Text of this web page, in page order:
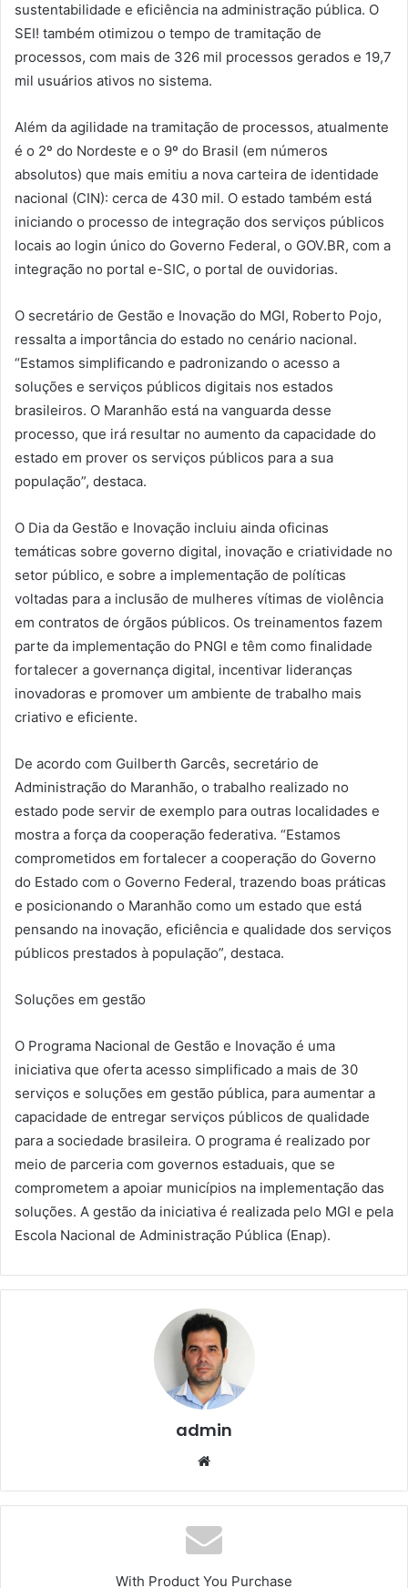
sustentabilidade e eficiência na administração pública. O
SEI! também otimizou o tempo de tramitação de
processos, com mais de 326 mil processos gerados e 19,7
mil usuários ativos no sistema.
Além da agilidade na tramitação de processos, atualmente
é o 2º do Nordeste e o 9º do Brasil (em números
absolutos) que mais emitiu a nova carteira de identidade
nacional (CIN): cerca de 430 mil. O estado também está
iniciando o processo de integração dos serviços públicos
locais ao login único do Governo Federal, o GOV.BR, com a
integração no portal e-SIC, o portal de ouvidorias.
O secretário de Gestão e Inovação do MGI, Roberto Pojo,
ressalta a importância do estado no cenário nacional.
“Estamos simplificando e padronizando o acesso a
soluções e serviços públicos digitais nos estados
brasileiros. O Maranhão está na vanguarda desse
processo, que irá resultar no aumento da capacidade do
estado em prover os serviços públicos para a sua
população”, destaca.
O Dia da Gestão e Inovação incluiu ainda oficinas
temáticas sobre governo digital, inovação e criatividade no
setor público, e sobre a implementação de políticas
voltadas para a inclusão de mulheres vítimas de violência
em contratos de órgãos públicos. Os treinamentos fazem
parte da implementação do PNGI e têm como finalidade
fortalecer a governança digital, incentivar lideranças
inovadoras e promover um ambiente de trabalho mais
criativo e eficiente.
De acordo com Guilberth Garcês, secretário de
Administração do Maranhão, o trabalho realizado no
estado pode servir de exemplo para outras localidades e
mostra a força da cooperação federativa. “Estamos
comprometidos em fortalecer a cooperação do Governo
do Estado com o Governo Federal, trazendo boas práticas
e posicionando o Maranhão como um estado que está
pensando na inovação, eficiência e qualidade dos serviços
públicos prestados à população”, destaca.
Soluções em gestão
O Programa Nacional de Gestão e Inovação é uma
iniciativa que oferta acesso simplificado a mais de 30
serviços e soluções em gestão pública, para aumentar a
capacidade de entregar serviços públicos de qualidade
para a sociedade brasileira. O programa é realizado por
meio de parceria com governos estaduais, que se
comprometem a apoiar municípios na implementação das
soluções. A gestão da iniciativa é realizada pelo MGI e pela
Escola Nacional de Administração Pública (Enap).
admin
te
With Product You Purchase